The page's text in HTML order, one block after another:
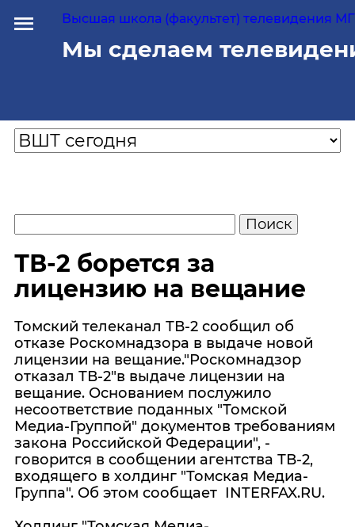
Высшая школа (факультет) телевидения
Мы сделаем
ТВ-2 борется за
лицензию на вещание
Томский телеканал ТВ-2 сообщил об
отказе Роскомнадзора в выдаче новой
лицензии на вещание."Роскомнадзор
отказал ТВ-2"в выдаче лицензии на
вещание. Основанием послужило
несоответствие поданных "Томской
Медиа-Группой" документов требованиям
закона Российской Федерации", -
говорится в сообщении агентства ТВ-2,
входящего в холдинг "Томская Медиа-
Группа". Об этом сообщает INTERFAX.RU.